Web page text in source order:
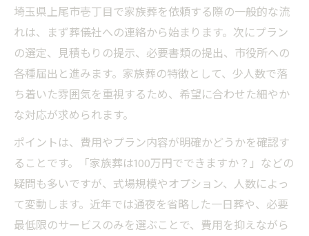
埼玉県上尾市壱丁目で家族葬を依頼する際の一般的な流
れは、まず葬儀社への連絡から始まります。次にプラン
の選定、見積もりの提示、必要書類の提出、市役所への
各種届出と進みます。家族葬の特徴として、少人数で落
ち着いた雰囲気を重視するため、希望に合わせた細やか
な対応が求められます。
ポイントは、費用やプラン内容が明確かどうかを確認す
ることです。「家族葬は100万円でできますか？」などの
疑問も多いですが、式場規模やオプション、人数によっ
て変動します。近年では通夜を省略した一日葬や、必要
最低限のサービスのみを選ぶことで、費用を抑えながら